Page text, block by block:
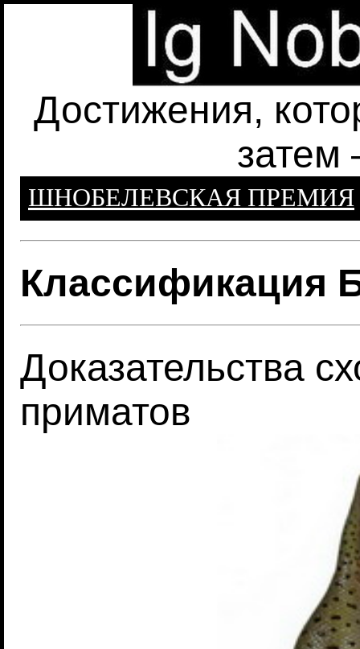
Достижения,
затем
ШНОБЕЛЕВСКАЯ ПРЕМИЯ
Классификация
Доказательства
приматов